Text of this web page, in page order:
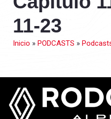
11-23
Inicio » PODCASTS »